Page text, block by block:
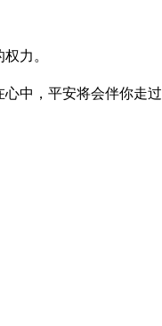
力。
中，平安将会伴你走过